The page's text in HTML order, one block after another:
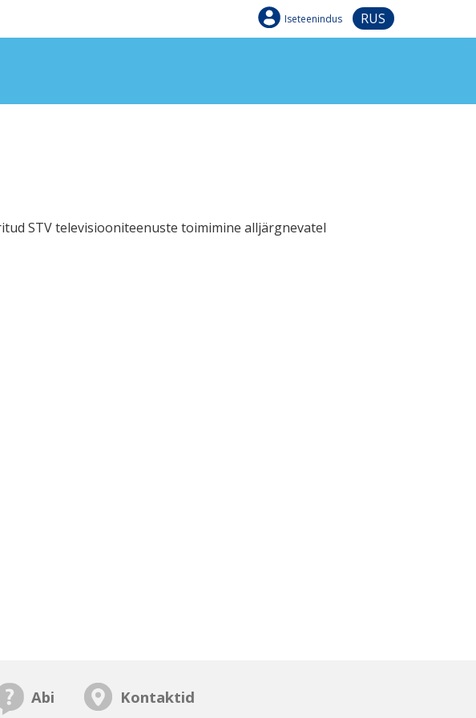
Iseteenindus RUS
STV televisiooniteenuste toimimine alljärgnevatel
Abi Kontaktid